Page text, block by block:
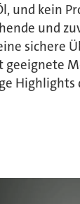
und kein
und
sichere
Highlights